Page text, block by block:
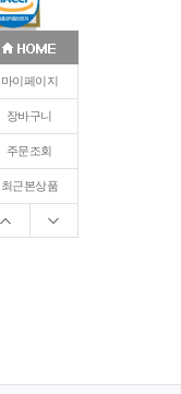
마이페이지
장바구니
주문조회
최근본상품